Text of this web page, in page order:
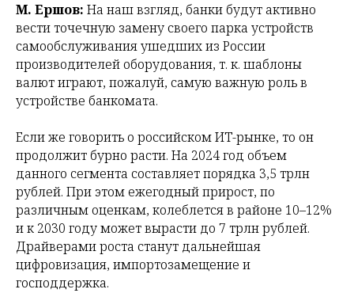
М. Ершов: На наш взгляд, банки будут активно
вести точечную замену своего парка устройств
самообслуживания ушедших из России
производителей оборудования, т. к. шаблоны
валют играют, пожалуй, самую важную роль в
устройстве банкомата.
Если же говорить о российском ИТ-рынке, то он
продолжит бурно расти. На 2024 год объем
данного сегмента составляет порядка 3,5 трлн
рублей. При этом ежегодный прирост, по
различным оценкам, колеблется в районе 10–12%
и к 2030 году может вырасти до 7 трлн рублей.
Драйверами роста станут дальнейшая
цифровизация, импортозамещение и
господдержка.